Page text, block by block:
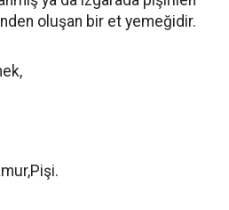
oluşan bir et yemeğidir.